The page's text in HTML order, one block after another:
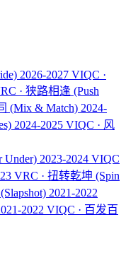
2026-2027 VIQC ·
· 狭路相逢 (Push
(Mix & Match) 2024-
2024-2025 VIQC · 风
Under) 2023-2024 VIQC
VRC · 扭转乾坤 (Spin
(Slapshot) 2021-2022
2022 VIQC · 百发百